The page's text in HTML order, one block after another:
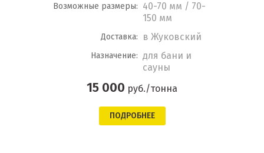
Возможные размеры: 40-70 мм / 70-
150 мм
Доставка: в Жуковский
Назначение: для бани и
сауны
15 000 руб./тонна
ПОДРОБНЕЕ